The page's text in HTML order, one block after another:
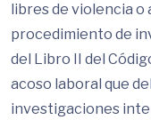
libres de violencia o
procedimiento de
del Libro II del
acoso laboral que
investigaciones